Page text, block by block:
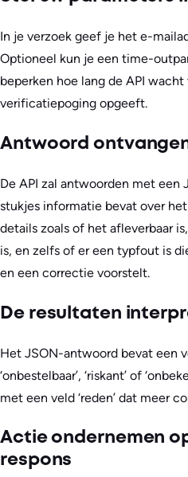
In je verzoek geef je het e-
Optioneel kun je een time-
beperken hoe lang de API
verificatiepoging opgeeft.
Antwoord
De API zal antwoorden met
stukjes informatie bevat over
details zoals of het afleverbaar
is, en zelfs of er een typfout is
en een correctie voorstelt.
De resultaten
Het JSON-antwoord bevat een
‘onbestelbaar’, ‘riskant’ of
met een veld ‘reden’ dat meer
Actie ondernemen
respons